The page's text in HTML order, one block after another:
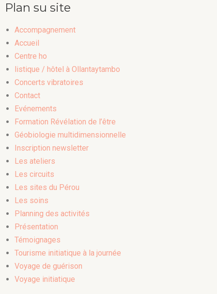
Plan su site
Accompagnement
Accueil
Centre ho
listique / hôtel à Ollantaytambo
Concerts vibratoires
Contact
Evénements
Formation Révélation de l’être
Géobiologie multidimensionnelle
Inscription newsletter
Les ateliers
Les circuits
Les sites du Pérou
Les soins
Planning des activités
Présentation
Témoignages
Tourisme initiatique à la journée
Voyage de guérison
Voyage initiatique